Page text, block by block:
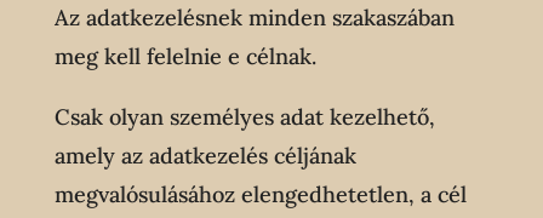
Az adatkezelésnek minden szakaszában
meg kell felelnie e célnak.
Csak olyan személyes adat kezelhető,
amely az adatkezelés céljának
megvalósulásához elengedhetetlen, a cél